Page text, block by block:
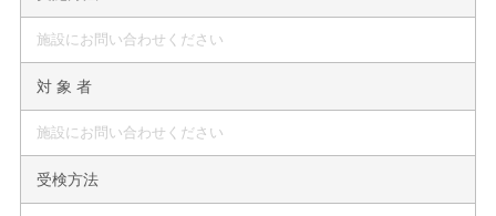
施設にお問い合わせください
対 象 者
施設にお問い合わせください
受検方法